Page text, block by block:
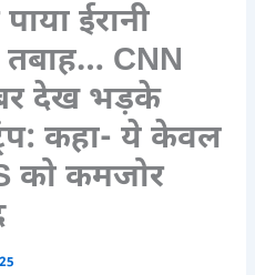
ईरानी
तबाह… CNN
देख भड़के
ट्रंप: कहा- ये केवल
को कमजोर